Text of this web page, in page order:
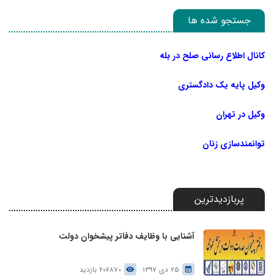
جستجو شده ها
کانال اطلاع رسانی صلح در بله
وکیل پایه یک دادگستری
وکیل در تهران
توانمندسازی زنان
پربازدیدترین
آشنایی با وظایف دفاتر پیشخوان دولت
25 دی 1397 206870 بازدید